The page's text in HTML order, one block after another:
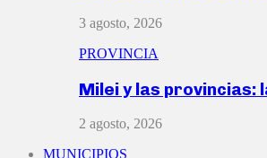
3 agosto, 2026
PROVINCIA
Milei y las
2 agosto, 2026
MUNICIPIOS